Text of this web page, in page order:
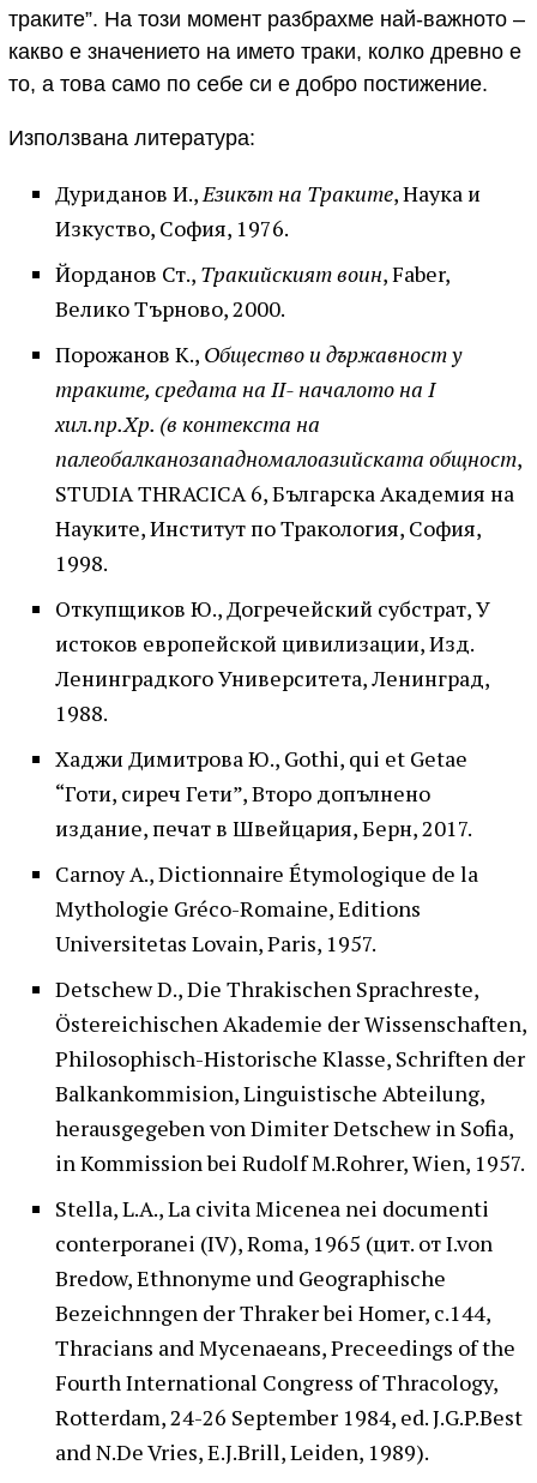
траките”. На този момент разбрахме най-важното –
какво е значението на името траки, колко древно е
то, а това само по себе си е добро постижение.
Използвана литература:
Дуриданов И., Езикът на Траките, Наука и
Изкуство, София, 1976.
Йорданов Ст., Тракийският воин, Faber,
Велико Търново, 2000.
Порожанов К., Общество и държавност у
траките, средата на ІІ- началото на І
хил.пр.Хр. (в контекста на
палеобалканозападномалоазийската общност,
STUDIA THRACICA 6, Българска Академия на
Науките, Институт по Тракология, София,
1998.
Откупщиков Ю., Догречейский субстрат, У
истоков европейской цивилизации, Изд.
Ленинградкого Университета, Ленинград,
1988.
Хаджи Димитрова Ю., Gothi, qui et Getae
“Готи, сиреч Гети”, Второ допълнено
издание, печат в Швейцария, Берн, 2017.
Carnoy A., Dictionnaire Étymologique de la
Mythologie Gréco-Romaine, Editions
Universitetas Lovain, Paris, 1957.
Detschew D., Die Thrakischen Sprachreste,
Östereichischen Akademie der Wissenschaften,
Philosophisch-Historische Klasse, Schriften der
Balkankommision, Linguistische Abteilung,
herausgegeben von Dimiter Detschew in Sofia,
in Kommission bei Rudolf M.Rohrer, Wien, 1957.
Stella, L.A., La civita Micenea nei documenti
conterporanei (IV), Roma, 1965 (цит. от I.von
Bredow, Ethnonyme und Geographische
Bezeichnngen der Thraker bei Homer, c.144,
Thracians and Mycenaeans, Preceedings of the
Fourth International Congress of Thracology,
Rotterdam, 24-26 September 1984, ed. J.G.P.Best
and N.De Vries, E.J.Brill, Leiden, 1989).